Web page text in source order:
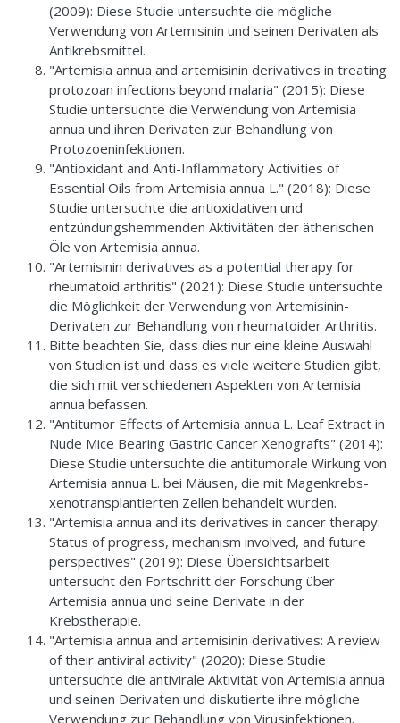
(2009): Diese Studie untersuchte die mögliche
Verwendung von Artemisinin und seinen Derivaten als
Antikrebsmittel.
"Artemisia annua and artemisinin derivatives in treating
protozoan infections beyond malaria" (2015): Diese
Studie untersuchte die Verwendung von Artemisia
annua und ihren Derivaten zur Behandlung von
Protozoeninfektionen.
"Antioxidant and Anti-Inflammatory Activities of
Essential Oils from Artemisia annua L." (2018): Diese
Studie untersuchte die antioxidativen und
entzündungshemmenden Aktivitäten der ätherischen
Öle von Artemisia annua.
"Artemisinin derivatives as a potential therapy for
rheumatoid arthritis" (2021): Diese Studie untersuchte
die Möglichkeit der Verwendung von Artemisinin-
Derivaten zur Behandlung von rheumatoider Arthritis.
Bitte beachten Sie, dass dies nur eine kleine Auswahl
von Studien ist und dass es viele weitere Studien gibt,
die sich mit verschiedenen Aspekten von Artemisia
annua befassen.
"Antitumor Effects of Artemisia annua L. Leaf Extract in
Nude Mice Bearing Gastric Cancer Xenografts" (2014):
Diese Studie untersuchte die antitumorale Wirkung von
Artemisia annua L. bei Mäusen, die mit Magenkrebs-
xenotransplantierten Zellen behandelt wurden.
"Artemisia annua and its derivatives in cancer therapy:
Status of progress, mechanism involved, and future
perspectives" (2019): Diese Übersichtsarbeit
untersucht den Fortschritt der Forschung über
Artemisia annua und seine Derivate in der
Krebstherapie.
"Artemisia annua and artemisinin derivatives: A review
of their antiviral activity" (2020): Diese Studie
untersuchte die antivirale Aktivität von Artemisia annua
und seinen Derivaten und diskutierte ihre mögliche
Verwendung zur Behandlung von Virusinfektionen.